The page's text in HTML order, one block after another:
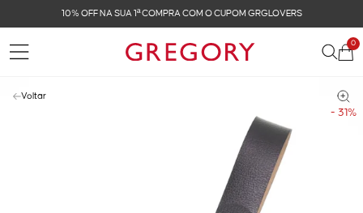
10% OFF NA SUA 1ª COMPRA COM O CUPOM GRGLOVERS
0
- 31%
Voltar